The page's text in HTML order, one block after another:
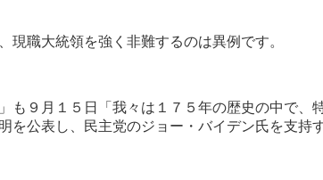
職大統領を強く非難するのは異例です。
も９月１５日「我々は１７５年の歴史の中で
公表し、民主党のジョー・バイデン氏を支持